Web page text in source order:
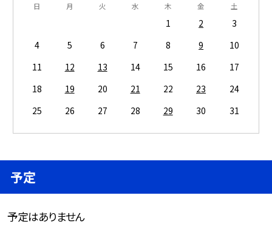
日 月 火 水 木 金 土
1 2
3
4
5 6 7 8 9
10
11
12 13 14 15 16
17
18
19 20 21 22 23
24
25
26 27 28 29 30 31
予定
予定はありません